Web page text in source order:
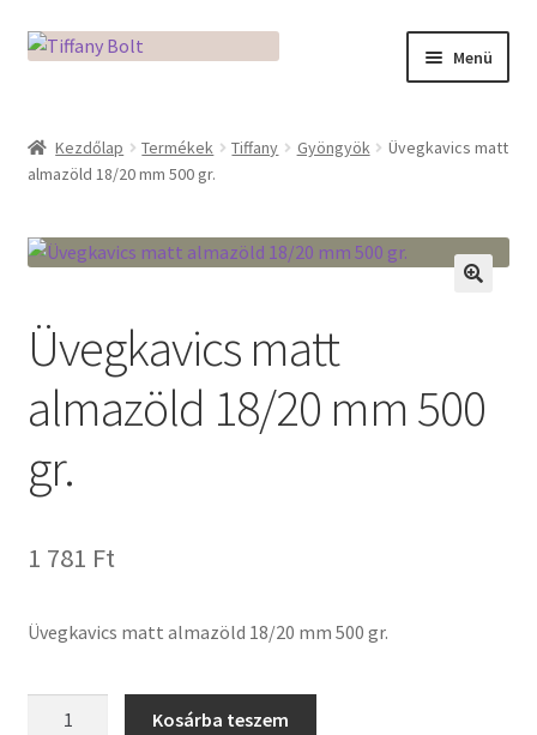
Ugrás
Kilépés
Menü
Adatkezelési tájékoztató
Az üveg világa / Workshopok
Fusingkemence beüzemelése
Hogyan használd a Mikro Boxot
Tiffany ízelítő
Üvegvágás
Kezdőlap Termékek Tiffany Gyöngyök
Üvegkavics matt
almazöld 18/20 mm 500 gr.
Üvegkavics matt
almazöld 18/20 mm 500
gr.
1 781 Ft
Üvegkavics matt almazöld 18/20 mm 500 gr.
Kosárba teszem